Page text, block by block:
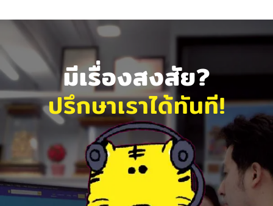
มีเรื่องสงสัย?
ปรึกษาเราได้ทันที!